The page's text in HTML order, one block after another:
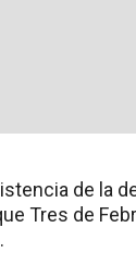
de la
Tres de